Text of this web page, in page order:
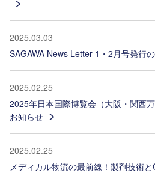
2025.03.03
SAGAWA News Letter 1・2月号発行
2025.02.25
2025年日本国際博覧会（大阪・関西
お知らせ
2025.02.25
メディカル物流の最前線！製剤技術